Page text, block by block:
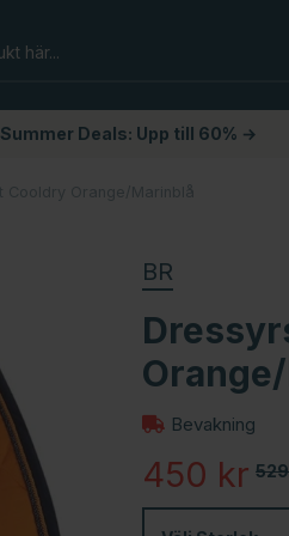
Summer Deals: Upp till 60% →
BR
Bevakning
529
450 kr